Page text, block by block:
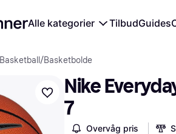
Alle kategorier TilbudGuides
Basketball /Basketbolde
Nike
7
Overvåg pris